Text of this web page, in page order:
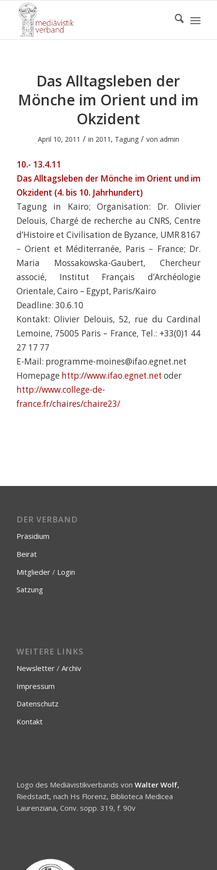
Das Alltagsleben der
Mönche im Orient und im
Okzident
April 10, 2011 / in 2011 , Tagung / von admin
10.- 13.4.11
Das Alltagsleben der Mönche im Orient und im
Okzident (4. bis 10. Jahrhundert)
Tagung in Kairo; Organisation: Dr. Olivier
Delouis, Chargé de recherche au CNRS, Centre
d’Histoire et Civilisation de Byzance, UMR 8167
– Orient et Méditerranée, Paris – France; Dr.
Maria Mossakowska-Gaubert, Chercheur
associé, Institut Français d’Archéologie
Orientale, Cairo – Egypt, Paris/Kairo
Deadline: 30.6.10
Kontakt: Olivier Delouis, 52, rue du Cardinal
Lemoine, 75005 Paris – France, Tel.: +33(0)1 44
27 17 77
E-Mail: programme-moines@ifao.egnet.net
Homepage http://www.ifao.egnet.net oder
http://www.college-de-
france.fr/chaires/chaire23/
DER VERBAND
Präsidium
Beirat
Mitglieder/ Login
Satzung
WEITERE LINKS
Newsletter/ Archiv
Impressum
Datenschutz
Kontakt
Logo des Mediävistikverbands von Walter Wolf,
Riedstadt, nach Hs Florenz, Biblioteca Medicea
Laurenziana, Conv. sopp. 319, f. 90v